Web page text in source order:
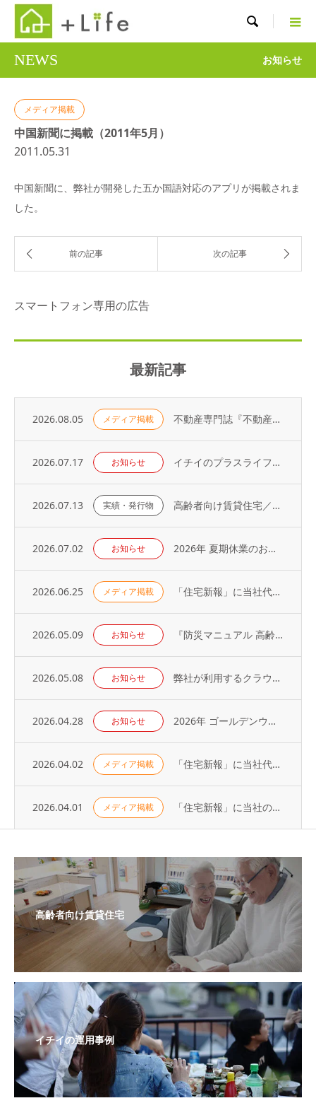

NEWS お知らせ
メディア掲載
中国新聞に掲載（2011年5月）
2011.05.31
中国新聞に、弊社が開発した五か国語対応のアプリが掲載されま
した。
スマートフォン専用の広告
最新記事
2026.08.05 メディア掲載 不動産専門誌『不動産コンサルティングプラス』に弊社代表・荻野の寄稿記事が掲載されました
2026.07.17 お知らせ イチイのプラスライフサービス「 オーナーアプリ」導入のお知らせ
2026.07.13 実績・発行物 高齢者向け賃貸住宅／取り扱い戸数（2026年）
2026.07.02 お知らせ 2026年 夏期休業のお知らせ
2026.06.25 メディア掲載 「住宅新報」に当社代表の取材記事が掲載されました（2026年6月23日号）
2026.05.09 お知らせ 『防災マニュアル 高齢入居者・外国人入居者対応編』当社代表が制作に協力
2026.05.08 お知らせ 弊社が利用するクラウドサービスへの不正アクセス発生に関するお知らせとお詫び
2026.04.28 お知らせ 2026年 ゴールデンウィーク休業のお知らせ
2026.04.02 メディア掲載 「住宅新報」に当社代表の取材記事が掲載されました（2026年3月31日号）
2026.04.01 メディア掲載 「住宅新報」に当社の取り組みが掲載されました（2026年3月24日号）
高齢者向け賃貸住宅
イチイの運用事例